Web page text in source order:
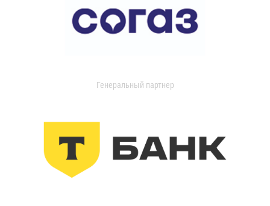
Генеральный партнер